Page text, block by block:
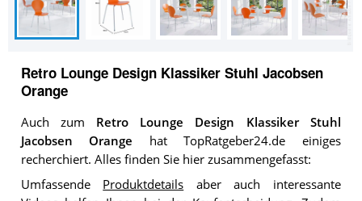
Retro Lounge Design Klassiker Stuhl Jacobsen
Orange
Auch zum Retro Lounge Design Klassiker Stuhl
Jacobsen Orange hat TopRatgeber24.de einiges
recherchiert. Alles finden Sie hier zusammengefasst:
Umfassende Produktdetails aber auch interessante